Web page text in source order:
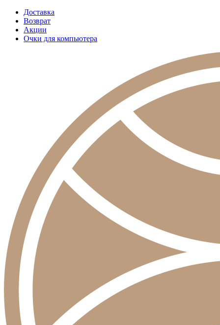
Доставка
Возврат
Акции
Очки для компьютера